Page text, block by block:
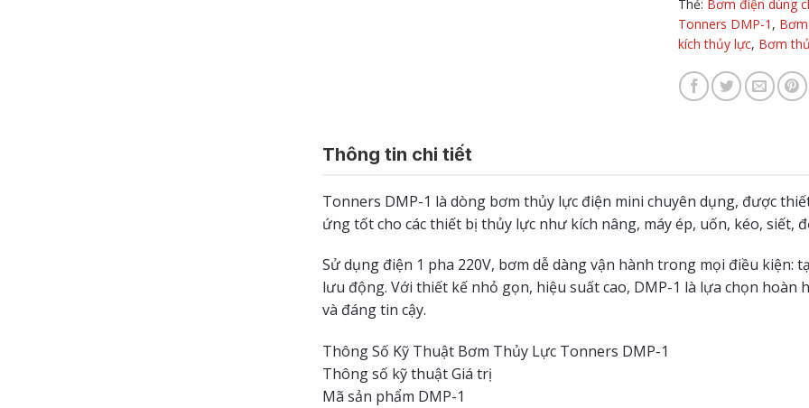
Thẻ: Bơm điện dùng
Tonners DMP-1 ,
kích thủy lực, Bơm
Thông tin chi tiết
Tonners DMP-1 là dòng bơm thủy lực điện mini chuyên dụng, được
ứng tốt cho các thiết bị thủy lực như kích nâng, máy ép, uốn, kéo, siết,
Sử dụng điện 1 pha 220V, bơm dễ dàng vận hành trong mọi điều
lưu động. Với thiết kế nhỏ gọn, hiệu suất cao, DMP-1 là lựa chọn hoàn
và đáng tin cậy.
Thông Số Kỹ Thuật Bơm Thủy Lực Tonners DMP-1
Thông số kỹ thuật Giá trị
Mã sản phẩm DMP-1